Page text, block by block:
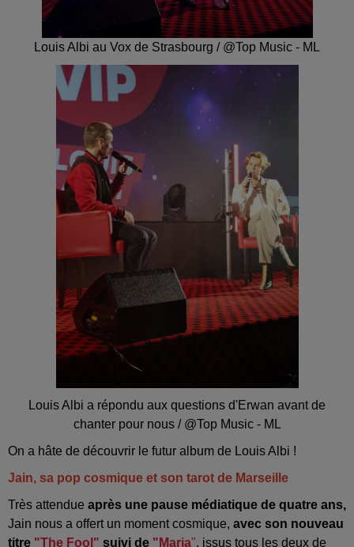
Louis Albi au Vox de Strasbourg / @Top Music - ML
Louis Albi a répondu aux questions d'Erwan avant de
chanter pour nous / @Top Music - ML
On a hâte de découvrir le futur album de Louis Albi !
Jain, sa pop cosmique et son tarot de Marseille
Très attendue après une pause médiatique de quatre ans,
Jain nous a offert un moment cosmique, avec son nouveau
titre "The Fool" suivi de "Maria", issus tous les deux de